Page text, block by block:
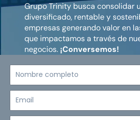
Grupo Trinity busca consolidar
diversificado, rentable y
empresas generando valor en
que impactamos a través de
negocios. ¡Conversemos!